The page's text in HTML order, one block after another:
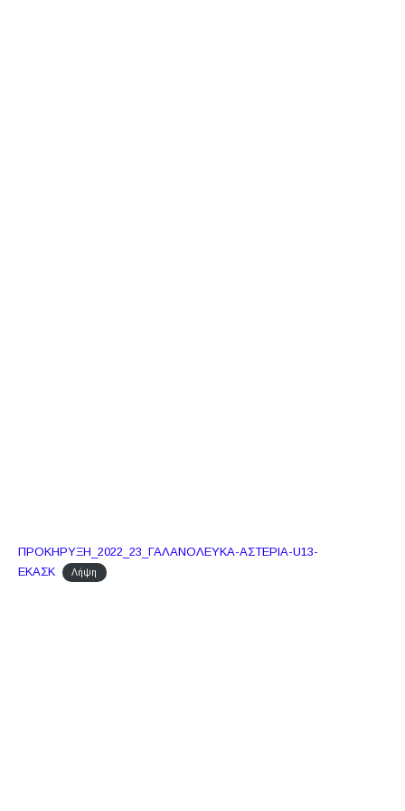
ΠΡΟΚΗΡΥΞΗ_2022_23_ΓΑΛΑΝΟΛΕΥΚΑ-ΑΣΤΕΡΙΑ-U13-
ΕΚΑΣΚ
Λήψη